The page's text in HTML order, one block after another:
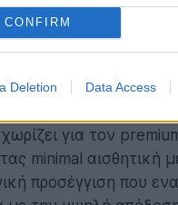
CONFIRM
Deletion Data Access
συνολικά.
της αισθητικής, το
για τον
minimal αισθητική
προσέγγιση που